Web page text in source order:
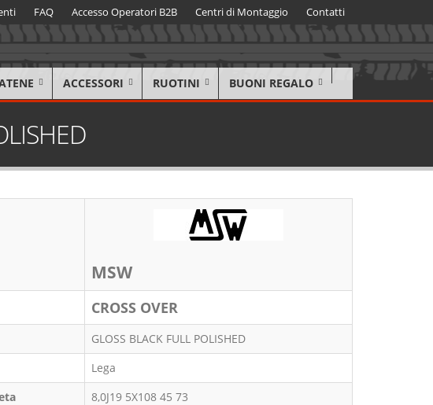
FAQ Accesso Operatori B2B Centri di Montaggio Contatti
ACCESSORI RUOTINI BUONI REGALO
MSW
CROSS OVER
GLOSS BLACK FULL POLISHED
Lega
8,0J19 5X108 45 73